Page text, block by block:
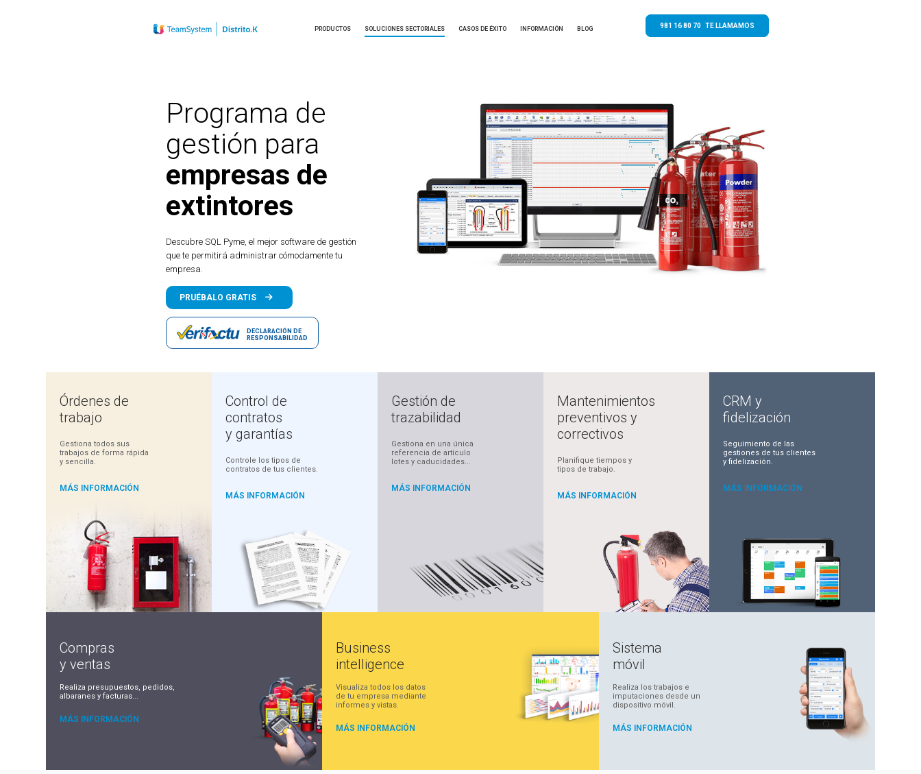
PRODUCTOS SOLUCIONES SECTORIALES CASOS DE ÉXITO INFORMACIÓN BLOG 981 16 80 70 TE LLAMAMOS
Programa de
gestión para
empresas de
extintores
Descubre SQL Pyme, el mejor software de gestión
que te permitirá administrar cómodamente tu
empresa.
PRUÉBALO GRATIS
DECLARACIÓN DE
RESPONSABILIDAD
Órdenes de
trabajo
Gestiona todos sus
trabajos de forma rápida
y sencilla.
MÁS INFORMACIÓN
Control de
contratos
y garantías
Controle los tipos de
contratos de tus clientes.
MÁS INFORMACIÓN
Gestión de
trazabilidad
Gestiona en una única
referencia de artículo
lotes y caducidades...
MÁS INFORMACIÓN
Mantenimientos
preventivos y
correctivos
Planifique tiempos y
tipos de trabajo.
MÁS INFORMACIÓN
CRM y
fidelización
Seguimiento de las
gestiones de tus clientes
y fidelización.
MÁS INFORMACIÓN
Compras
y ventas
Realiza presupuestos, pedidos,
albaranes y facturas...
MÁS INFORMACIÓN
Business
intelligence
Visualiza todos los datos
de tu empresa mediante
informes y vistas.
MÁS INFORMACIÓN
Sistema
móvil
Realiza los trabajos e
imputaciones desde un
dispositivo móvil.
MÁS INFORMACIÓN